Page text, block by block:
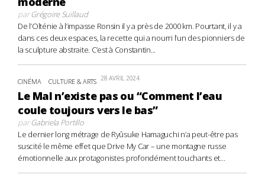
parGrégoire Suillaud
De l’Olténie à l’impasse Ronsin il y a près de 2000 km. Pourtant, il y a
dans ces deux espaces, la recette qui a nourri l’un des pionniers de
la sculpture abstraite. C’est à Constantin...
CINÉMA CULTURE & ARTS 28 AVRIL 2024
Le Mal n’existe pas ou “Comment l’eau
coule toujours vers le bas”
parGabriela Portillo
Le dernier long métrage de Ryûsuke Hamaguchi n’a peut-être pas
suscité le même effet que Drive My Car – une montagne russe
émotionnelle aux protagonistes profondément touchants et...